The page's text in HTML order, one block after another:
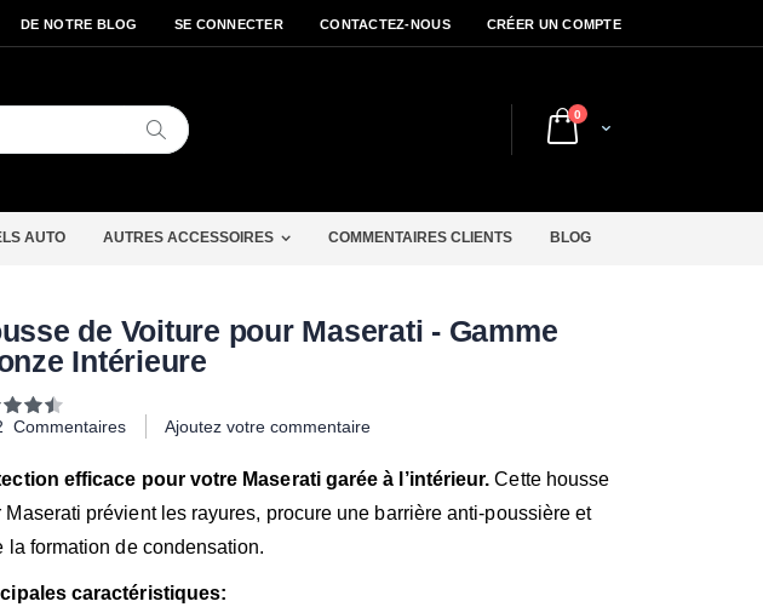
DE NOTRE BLOG SE CONNECTER CONTACTEZ-NOUS CRÉER UN COMPTE
Cart
0articles
Chercher
AUTO AUTRES ACCESSOIRES COMMENTAIRES CLIENTS BLOG
de Voiture pour Maserati - Gamme
Intérieure
Commentaires Ajoutez votre commentaire
efficace pour votre Maserati garée à l’intérieur. Cette housse
Maserati prévient les rayures, procure une barrière anti-poussière et
la formation de condensation.
caractéristiques: